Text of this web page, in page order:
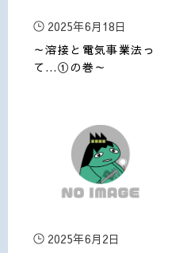
2025年6月18日
～溶接と電気事業法っ
て…①の巻～
2025年6月2日